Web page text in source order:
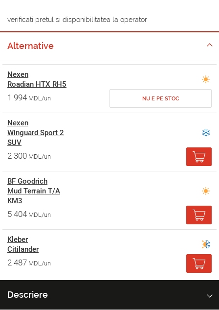
verificati pretul si disponibilitatea la operator
Alternative
Nexen
Roadian HTX RH5
1 994 MDL/un NU E PE STOC
Nexen
Winguard Sport 2
SUV
2 300 MDL/un
BF Goodrich
Mud Terrain T/A
KM3
5 404 MDL/un
Kleber
Citilander
2 487 MDL/un
Descriere